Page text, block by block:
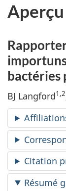
Aperçu
bactéries
BJ Langford1,2
Citation
Résumé